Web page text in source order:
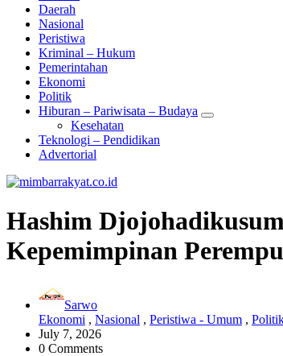
Daerah
Nasional
Peristiwa
Kriminal – Hukum
Pemerintahan
Ekonomi
Politik
Hiburan – Pariwisata – Budaya
Kesehatan
Teknologi – Pendidikan
Advertorial
Hashim
Kepemimpinan
Sarwo
Ekonomi , Nasional , Peristiwa - Umum ,
July 7, 2026
0 Comments